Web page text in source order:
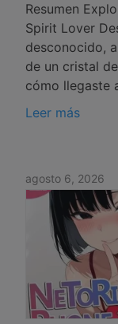
Resumen
Spirit Lover
desconocido,
de un cristal
cómo llegaste
Leer más
agosto 6, 2026